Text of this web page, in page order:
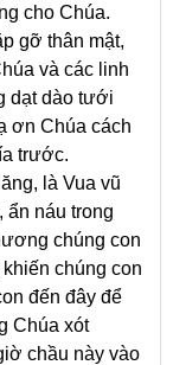
cho Chúa.
gỡ thân mật,
và các linh
dạt dào tưới
ơn Chúa cách
trước.
là Vua vũ
ẩn náu trong
chúng con
chúng con
đến đây để
Chúa xót
chầu này vào